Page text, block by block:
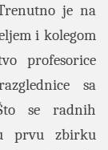
je na
i kolegom
profesorice
sa
se radnih
prvu zbirku